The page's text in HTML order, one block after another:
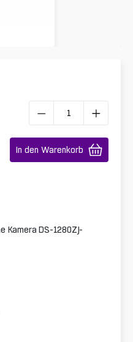
In den Warenkorb
Kamera DS-1280ZJ-